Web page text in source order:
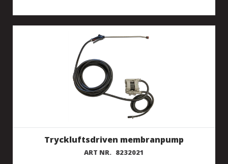
Tryckluftsdriven membranpump
ART NR. 8232021